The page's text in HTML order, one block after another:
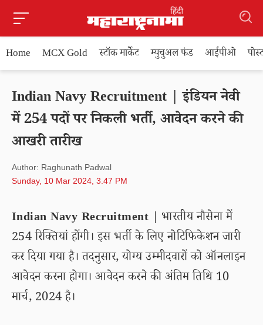
Home MCX Gold स्टॉक मार्केट म्युचुअल फंड आईपीओ
Indian Navy Recruitment | इंडियन नेवी
में 254 पदों पर निकली भर्ती, आवेदन करने की
आखरी तारीख
Author: Raghunath Padwal
Sunday, 10 Mar 2024, 3.47 PM
Indian Navy Recruitment | भारतीय नौसेना में
254 रिक्तियां होंगी। इस भर्ती के लिए नोटिफिकेशन जारी
कर दिया गया है। तदनुसार, योग्य उम्मीदवारों को ऑनलाइन
आवेदन करना होगा। आवेदन करने की अंतिम तिथि 10
मार्च, 2024 है।